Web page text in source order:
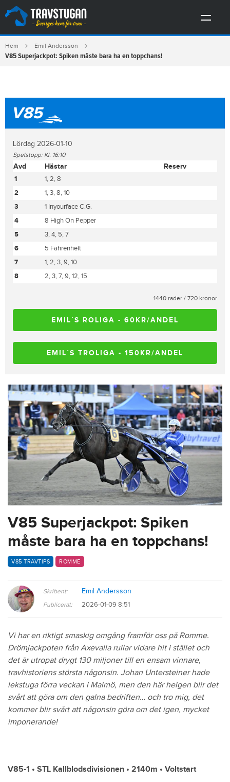
Hem Emil Andersson
V85 Superjackpot: Spiken måste bara ha en toppchans!
V85
Lördag 2026-01-10
Spelstopp: Kl. 16:10
Avd Hästar Reserv
1
1, 2, 8
2
1, 3, 8, 10
3
1 Inyourface C.G.
4
8 High On Pepper
5
3, 4, 5, 7
6
5 Fahrenheit
7
1, 2, 3, 9, 10
8
2, 3, 7, 9, 12, 15
1440 rader / 720 kronor
EMIL´S ROLIGA - 60KR/ANDEL
EMIL´S TROLIGA - 150KR/ANDEL
V85 Superjackpot: Spiken
måste bara ha en toppchans!
V85 TRAVTIPS ROMME
Skribent: Emil Andersson
Publicerat: 2026-01-09 8:51
Vi har en riktigt smaskig omgång framför oss på Romme.
Drömjackpoten från Axevalla rullar vidare hit i stället och
det är utropat drygt 130 miljoner till en ensam vinnare,
travhistoriens största någonsin. Johan Untersteiner hade
lekstuga förra veckan i Malmö, men den här helgen blir det
svårt att göra om den galna bedriften… och tro mig, det
kommer blir svårt att någonsin göra om det igen, mycket
imponerande!
V85-1 • STL Kallblodsdivisionen • 2140m • Voltstart